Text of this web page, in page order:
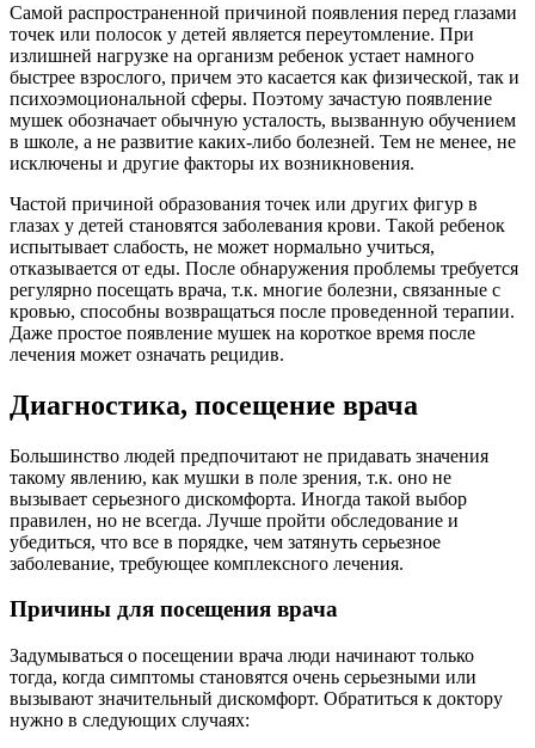
Самой распространенной причиной появления перед глазами
точек или полосок у детей является переутомление. При
излишней нагрузке на организм ребенок устает намного
быстрее взрослого, причем это касается как физической, так и
психоэмоциональной сферы. Поэтому зачастую появление
мушек обозначает обычную усталость, вызванную обучением
в школе, а не развитие каких-либо болезней. Тем не менее, не
исключены и другие факторы их возникновения.
Частой причиной образования точек или других фигур в
глазах у детей становятся заболевания крови. Такой ребенок
испытывает слабость, не может нормально учиться,
отказывается от еды. После обнаружения проблемы требуется
регулярно посещать врача, т.к. многие болезни, связанные с
кровью, способны возвращаться после проведенной терапии.
Даже простое появление мушек на короткое время после
лечения может означать рецидив.
Диагностика, посещение врача
Большинство людей предпочитают не придавать значения
такому явлению, как мушки в поле зрения, т.к. оно не
вызывает серьезного дискомфорта. Иногда такой выбор
правилен, но не всегда. Лучше пройти обследование и
убедиться, что все в порядке, чем затянуть серьезное
заболевание, требующее комплексного лечения.
Причины для посещения врача
Задумываться о посещении врача люди начинают только
тогда, когда симптомы становятся очень серьезными или
вызывают значительный дискомфорт. Обратиться к доктору
нужно в следующих случаях: